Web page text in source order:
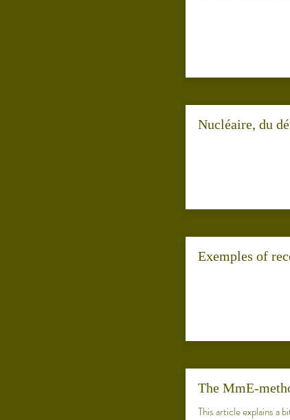
Nucléaire, du
Exemples of
The MmE-
This article explains a